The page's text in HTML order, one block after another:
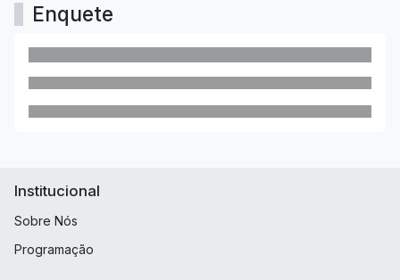
Enquete
Institucional
Sobre Nós
Programação